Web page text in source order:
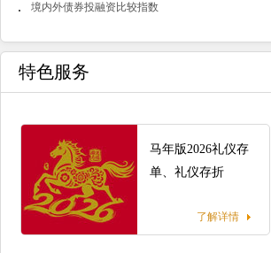
境内外债券投融资比较指数
特色服务
马年版2026礼仪存
单、礼仪存折
了解详情